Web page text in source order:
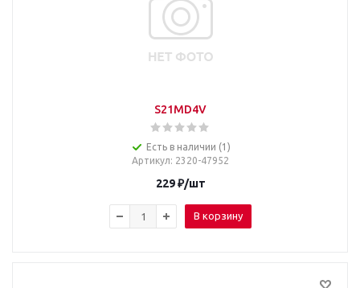
S21MD4V
Есть в наличии (1)
Артикул: 2320-47952
229₽/шт
В корзину